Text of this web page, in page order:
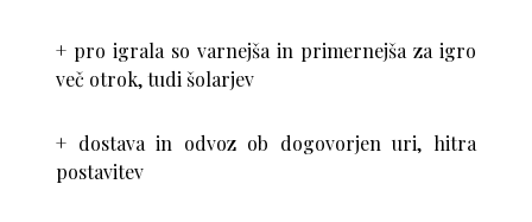
+ pro igrala so varnejša in primernejša za igro
več otrok, tudi šolarjev
+ dostava in odvoz ob dogovorjen uri, hitra
postavitev